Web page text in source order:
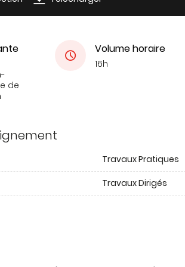
de
Volume horaire
16h
Travaux Pratiques
Travaux Dirigés